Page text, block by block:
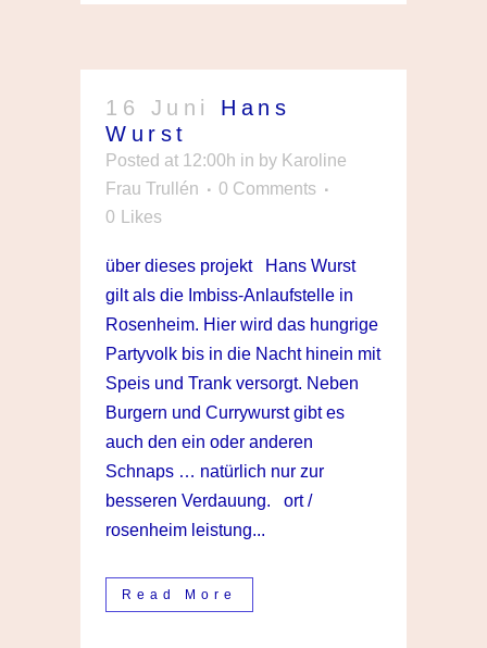
16 Juni
Hans
Wurst
Posted at 12:00h in by Karoline
Frau Trullén
0 Comments
0
Likes
über dieses projekt Hans Wurst
gilt als die Imbiss-Anlaufstelle in
Rosenheim. Hier wird das hungrige
Partyvolk bis in die Nacht hinein mit
Speis und Trank versorgt. Neben
Burgern und Currywurst gibt es
auch den ein oder anderen
Schnaps … natürlich nur zur
besseren Verdauung. ort /
rosenheim leistung...
Read More